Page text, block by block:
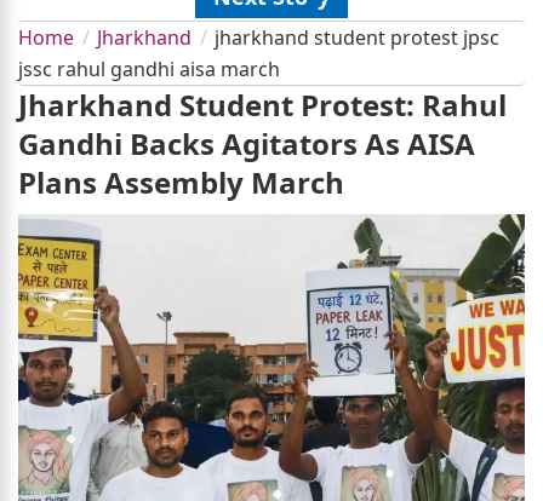
Home Jharkhand
jharkhand student protest jpsc
jssc rahul gandhi aisa march
Jharkhand Student Protest: Rahul
Gandhi Backs Agitators As AISA
Plans Assembly March